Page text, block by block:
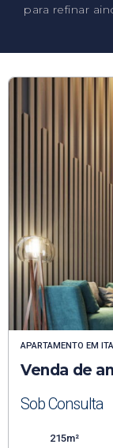
para refinar
APARTAMENTO EM
Venda de
Sob Consulta
215m²